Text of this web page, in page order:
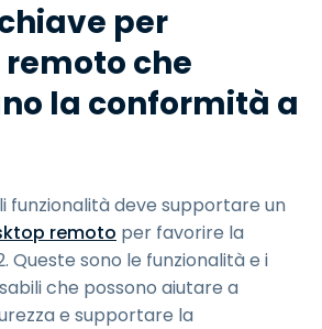
per
che
la conformità a
funzionalità deve supportare un
remoto per favorire la
Queste sono le funzionalità e i
che possono aiutare a
e supportare la